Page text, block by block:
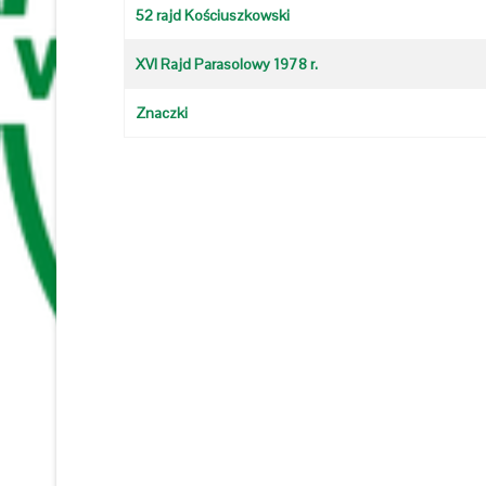
52 rajd Kościuszkowski
XVI Rajd Parasolowy 1978 r.
Znaczki